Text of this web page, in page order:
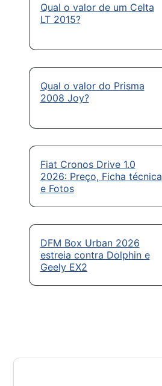
Qual o valor de um Celta
LT 2015?
Qual o valor do Prisma
2008 Joy?
Fiat Cronos Drive 1.0
2026: Preço, Ficha técnica
e Fotos
DFM Box Urban 2026
estreia contra Dolphin e
Geely EX2